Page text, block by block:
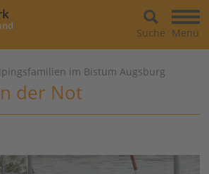
Menü
Suche
im Bistum Augsburg
der Not